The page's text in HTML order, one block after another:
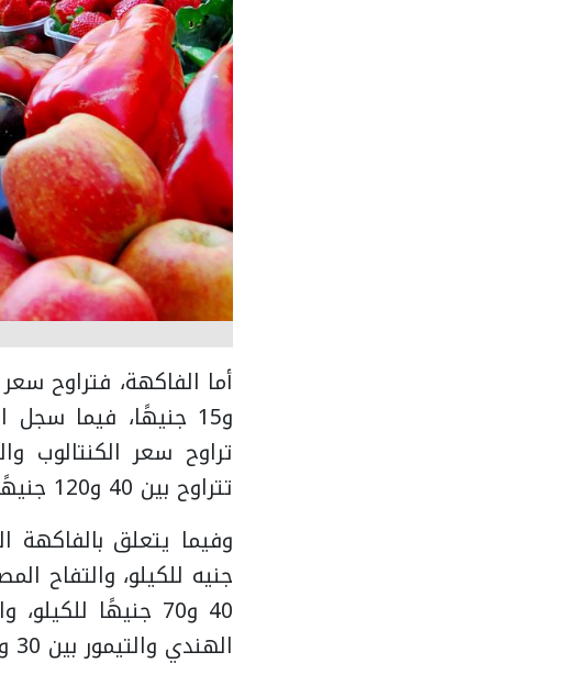
تتراوح بين 40 و120 جنيهًا للثمرة وفقًا للحجم والجودة.
الهندي والتيمور بين 30 و50 جنيهًا للكيلو.